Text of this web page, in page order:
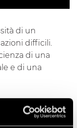
di un
difficili.
di una
e di una